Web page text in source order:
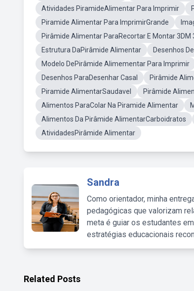
Atividades PiramideAlimentar Para Imprimir
Piramide Alimentar Para ImprimirGrande
Pirâmide Alimentar ParaRecortar E Montar 3DM
Estrutura DaPirâmide Alimentar
Desenhos
Modelo DePirâmide Alimementar Para Imprimir
Desenhos ParaDesenhar Casal
Pirâmide
Piramide AlimentarSaudavel
Pirâmide
Alimentos ParaColar Na Piramide Alimentar
Alimentos Da Pirâmide AlimentarCarboidratos
AtividadesPirâmide Alimentar
Sandra
Como orientador, minha
pedagógicas que valorizam
meta é guiar os estudantes
estratégias educacionais
Related Posts